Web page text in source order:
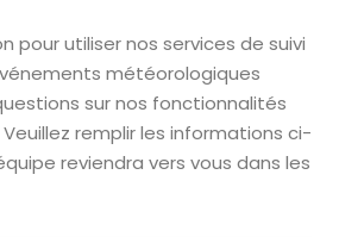
pour utiliser nos services de suivi
météorologiques
sur nos fonctionnalités
remplir les informations ci-
reviendra vers vous dans les